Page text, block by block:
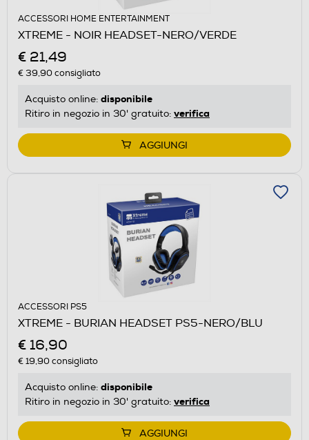
ACCESSORI HOME ENTERTAINMENT
XTREME - NOIR HEADSET-NERO/VERDE
€ 21,49
€ 39,90consigliato
Acquisto online: disponibile
Ritiro in negozio in 30' gratuito: verifica
AGGIUNGI
ACCESSORI PS5
XTREME - BURIAN HEADSET PS5-NERO/BLU
€ 16,90
€ 19,90consigliato
Acquisto online: disponibile
Ritiro in negozio in 30' gratuito: verifica
AGGIUNGI